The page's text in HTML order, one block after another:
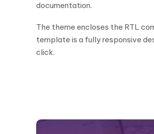
documentation.
The theme encloses the RTL
template is a fully responsive
click.